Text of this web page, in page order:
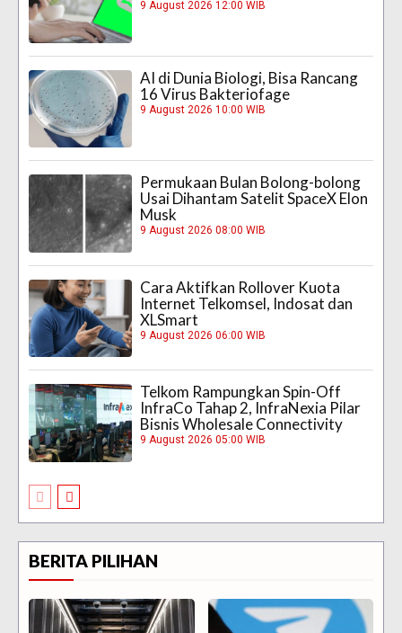
9 August 2026 12:00 WIB
AI di Dunia Biologi, Bisa Rancang
16 Virus Bakteriofage
9 August 2026 10:00 WIB
Permukaan Bulan Bolong-bolong
Usai Dihantam Satelit SpaceX Elon
Musk
9 August 2026 08:00 WIB
Cara Aktifkan Rollover Kuota
Internet Telkomsel, Indosat dan
XLSmart
9 August 2026 06:00 WIB
Telkom Rampungkan Spin-Off
InfraCo Tahap 2, InfraNexia Pilar
Bisnis Wholesale Connectivity
9 August 2026 05:00 WIB
BERITA PILIHAN